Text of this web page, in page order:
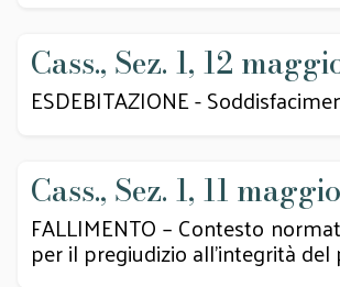
Cass., Sez. 1, 12
ESDEBITAZIONE -
Cass., Sez. 1, 11
FALLIMENTO – Contesto
per il pregiudizio all’integrità